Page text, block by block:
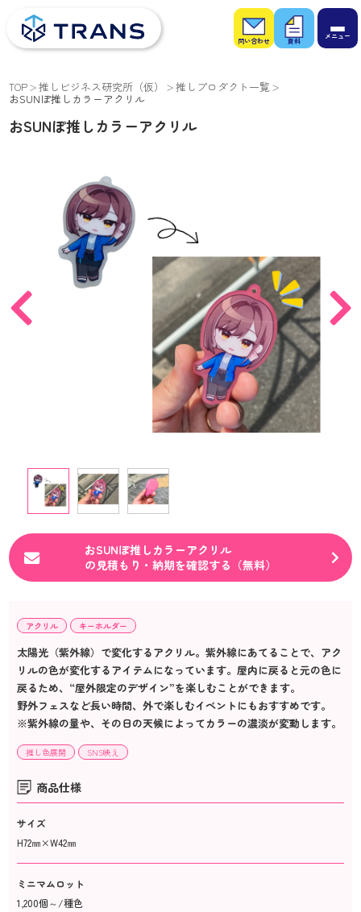
お問
い合
わせ
お役
立ち
資料
TOP 推しビジネス研究所（仮） 推しプロダクト一覧
おSUNぽ推しカラーアクリル
おSUNぽ推しカラーアクリル
おSUNぽ推しカラーアクリル
の見積もり・納期を確認する（無料）
アクリル キーホルダー
太陽光（紫外線）で変化するアクリル。紫外線にあてることで、アク
リルの色が変化するアイテムになっています。屋内に戻ると元の色に
戻るため、“屋外限定のデザイン”を楽しむことができます。
野外フェスなど長い時間、外で楽しむイベントにもおすすめです。
※紫外線の量や、その日の天候によってカラーの濃淡が変動します。
推し色展開 SNS映え
商品仕様
サイズ
H72㎜×W42㎜
ミニマムロット
1,200個～/種色